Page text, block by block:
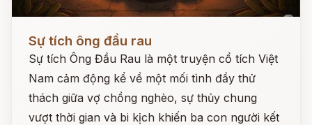
Sự tích ông đầu rau
Sự tích Ông Đầu Rau là một truyện cổ tích Việt
Nam cảm động kể về một mối tình đầy thử
thách giữa vợ chồng nghèo, sự thủy chung
vượt thời gian và bi kịch khiến ba con người kết